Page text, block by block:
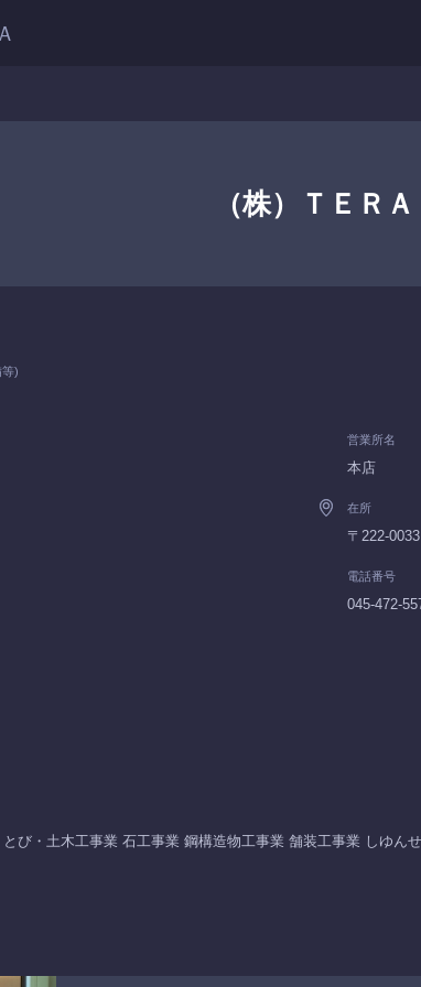
（株）ＴＥＲＡ
)
営業所名
本店
在所
〒222-
電話番号
045-472-
び・土木工事業 石工事業 鋼構造物工事業 舗装工事業 しゆん